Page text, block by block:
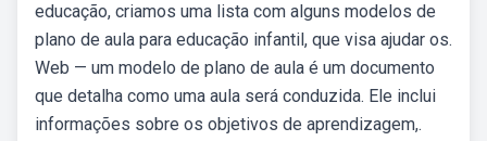
educação, criamos uma lista com alguns modelos de
plano de aula para educação infantil, que visa ajudar os.
Web — um modelo de plano de aula é um documento
que detalha como uma aula será conduzida. Ele inclui
informações sobre os objetivos de aprendizagem,.